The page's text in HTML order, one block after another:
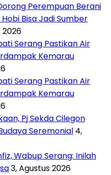
Perempuan Berani
Bisa Jadi Sumber
2026
Serang Pastikan Air
Kemarau
Serang Pastikan Air
Kemarau
Pj Sekda Cilegon
Seremonial 4,
Wabup Serang: Inilah
3, Agustus 2026